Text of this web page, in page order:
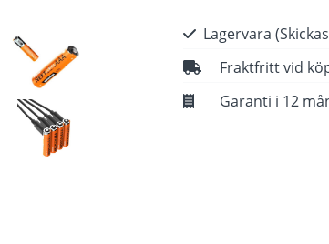
Lagervara
Fraktfritt vid
Garanti i 12